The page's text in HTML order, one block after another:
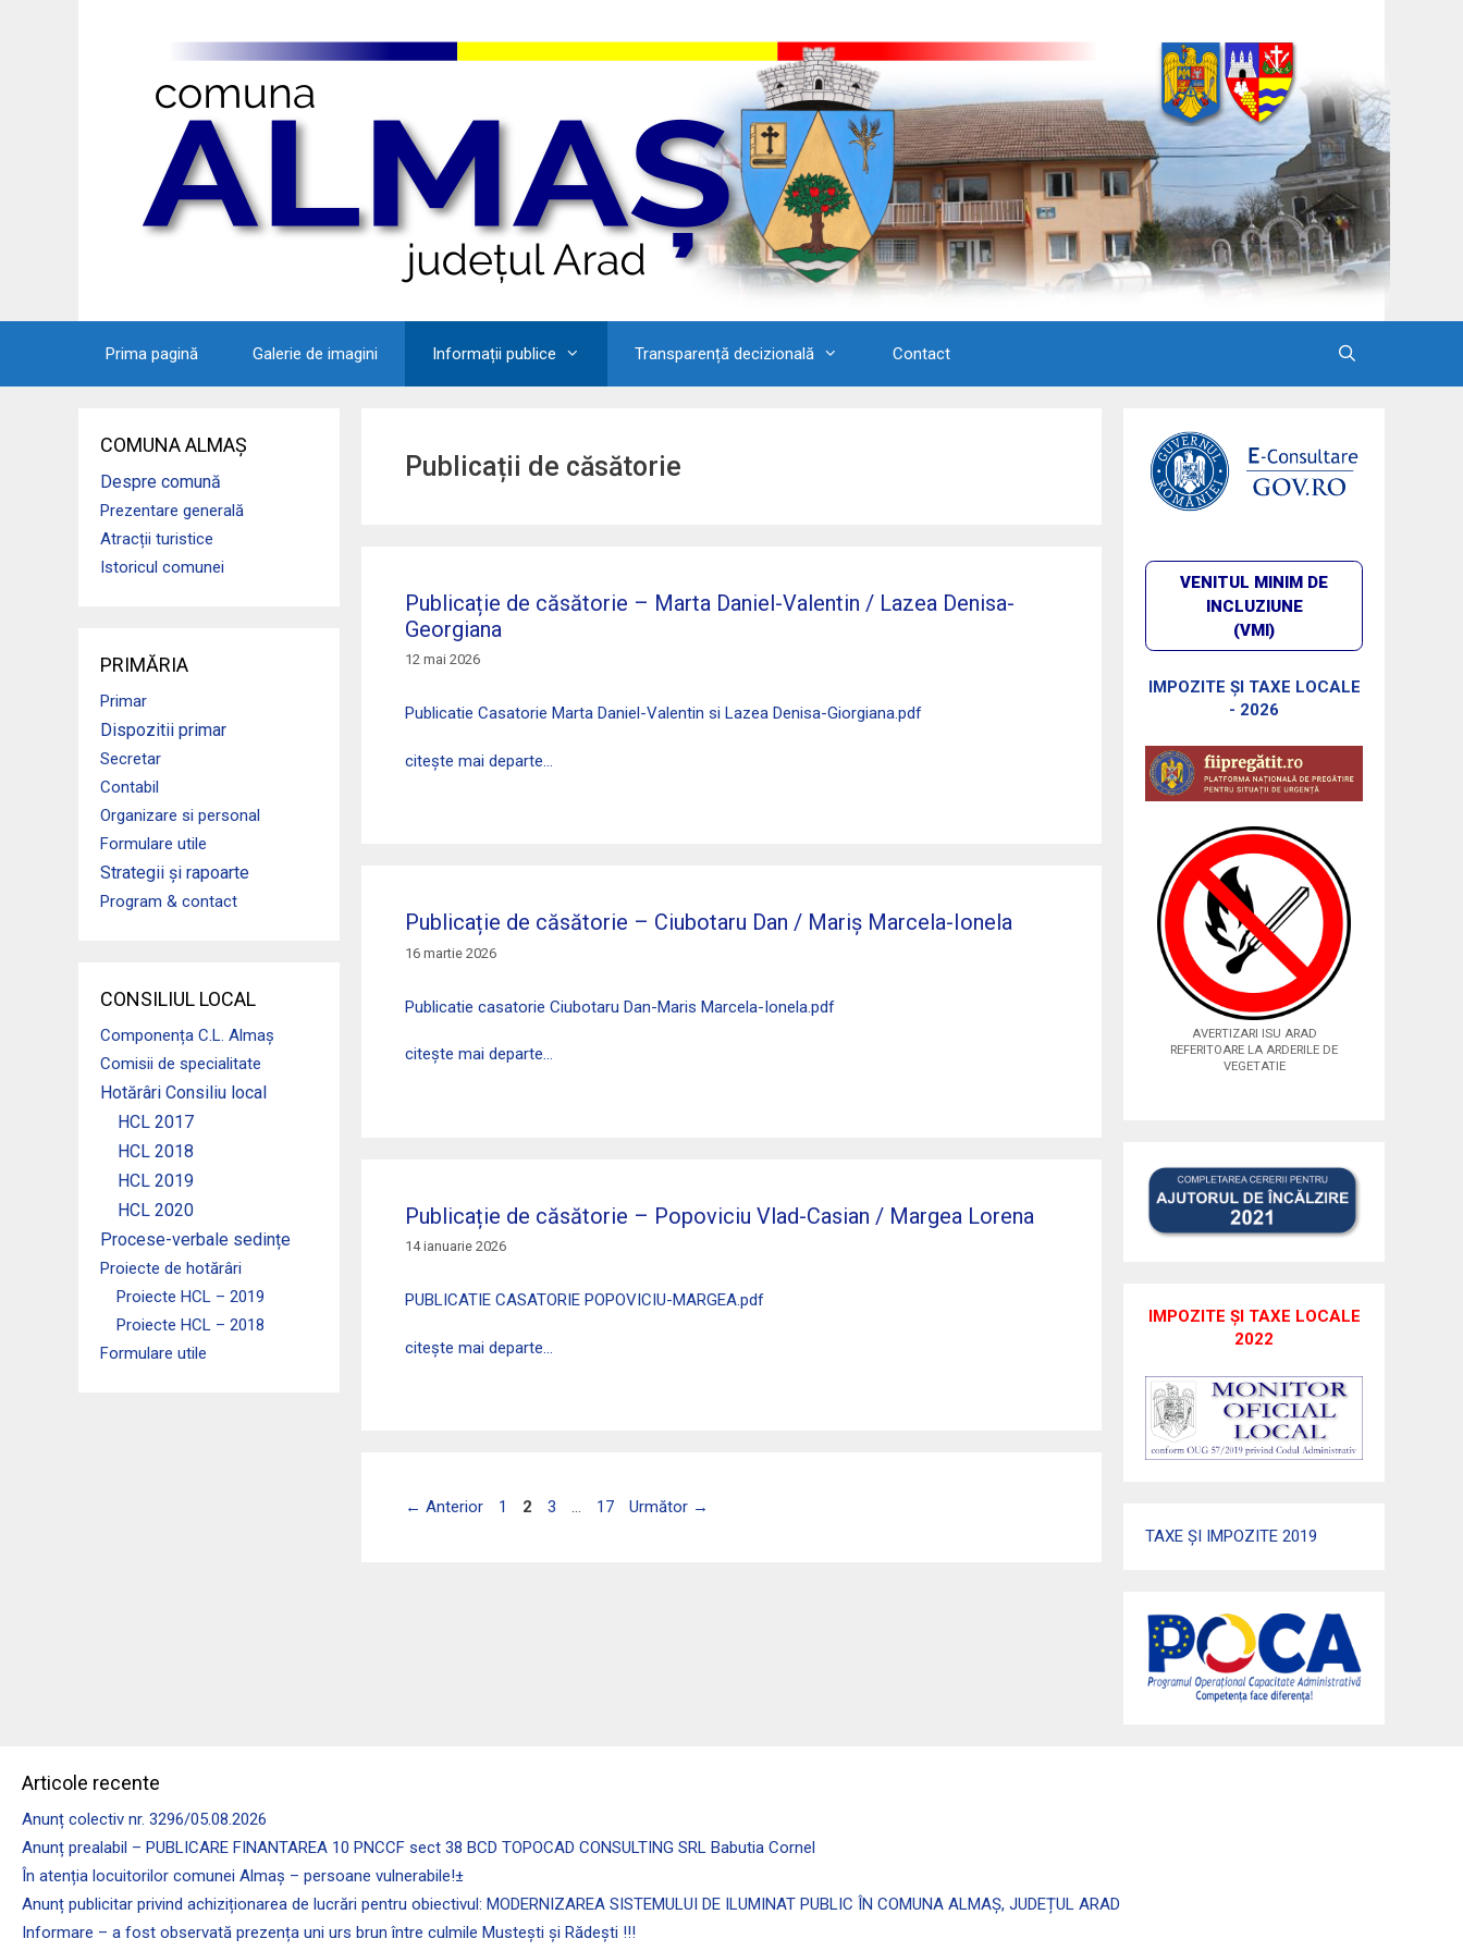
Prima pagină Galerie de imagini Informații publice Transparență decizională Contact
Publicații de căsătorie
Publicație de căsătorie – Marta Daniel-Valentin / Lazea Denisa-
Georgiana
12 mai 2026
Publicatie Casatorie Marta Daniel-Valentin si Lazea Denisa-Giorgiana.pdf
citește mai departe…
Publicație de căsătorie – Ciubotaru Dan / Mariș Marcela-Ionela
16 martie 2026
Publicatie casatorie Ciubotaru Dan-Maris Marcela-Ionela.pdf
citește mai departe…
Publicație de căsătorie – Popoviciu Vlad-Casian / Margea Lorena
14 ianuarie 2026
PUBLICATIE CASATORIE POPOVICIU-MARGEA.pdf
citește mai departe…
← Anterior Pagina
1 Pagina
2 Pagina
3 … Pagina
17 Următor →
COMUNA ALMAȘ
Despre comună
Prezentare generală
Atracții turistice
Istoricul comunei
PRIMĂRIA
Primar
Dispozitii primar
Secretar
Contabil
Organizare si personal
Formulare utile
Strategii și rapoarte
Program & contact
CONSILIUL LOCAL
Componența C.L. Almaș
Comisii de specialitate
Hotărâri Consiliu local
HCL 2017
HCL 2018
HCL 2019
HCL 2020
Procese-verbale sedințe
Proiecte de hotărâri
Proiecte HCL – 2019
Proiecte HCL – 2018
Formulare utile
VENITUL MINIM DE
INCLUZIUNE
(VMI)
IMPOZITE ȘI TAXE LOCALE
- 2026
AVERTIZARI ISU ARAD
REFERITOARE LA ARDERILE DE
VEGETATIE
IMPOZITE ȘI TAXE LOCALE
2022
TAXE ȘI IMPOZITE 2019
Articole recente
Anunț colectiv nr. 3296/05.08.2026
Anunț prealabil – PUBLICARE FINANTAREA 10 PNCCF sect 38 BCD TOPOCAD CONSULTING SRL Babutia Cornel
În atenția locuitorilor comunei Almaş – persoane vulnerabile!±
Anunț publicitar privind achiziționarea de lucrări pentru obiectivul: MODERNIZAREA SISTEMULUI DE ILUMINAT PUBLIC ÎN COMUNA ALMAȘ, JUDEȚUL ARAD
Informare – a fost observată prezența uni urs brun între culmile Mustești și Rădești !!!